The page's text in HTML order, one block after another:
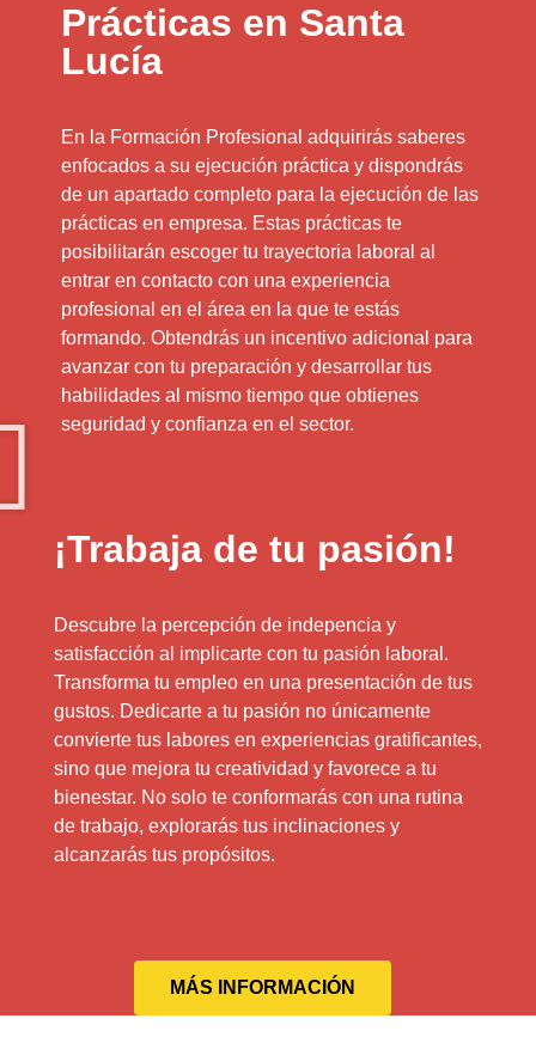
Prácticas en Santa
Lucía
En la Formación Profesional adquirirás saberes
enfocados a su ejecución práctica y dispondrás
de un apartado completo para la ejecución de las
prácticas en empresa. Estas prácticas te
posibilitarán escoger tu trayectoria laboral al
entrar en contacto con una experiencia
profesional en el área en la que te estás
formando. Obtendrás un incentivo adicional para
avanzar con tu preparación y desarrollar tus
habilidades al mismo tiempo que obtienes
seguridad y confianza en el sector.
¡Trabaja de tu pasión!
Descubre la percepción de indepencia y
satisfacción al implicarte con tu pasión laboral.
Transforma tu empleo en una presentación de tus
gustos. Dedicarte a tu pasión no únicamente
convierte tus labores en experiencias gratificantes,
sino que mejora tu creatividad y favorece a tu
bienestar. No solo te conformarás con una rutina
de trabajo, explorarás tus inclinaciones y
alcanzarás tus propósitos.
MÁS INFORMACIÓN